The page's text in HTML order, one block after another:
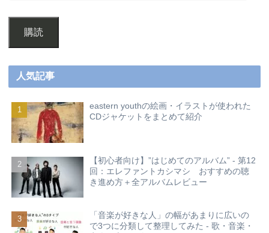
購読
人気記事
eastern youthの絵画・イラストが使われた
CDジャケットをまとめて紹介
【初心者向け】”はじめてのアルバム” - 第12
回：エレファントカシマシ おすすめの聴
き進め方＋全アルバムレビュー
「音楽が好きな人」の幅があまりに広いの
で3つに分類して整理してみた - 歌・音楽・